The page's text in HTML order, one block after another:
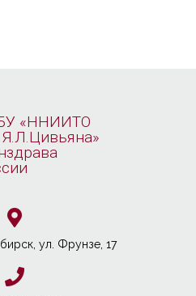
«ННИИТО
ул. Фрунзе, 17